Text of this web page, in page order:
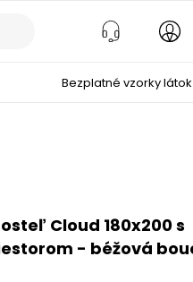
Bezplatné vzorky látok
Cloud 180x200 s
- béžová